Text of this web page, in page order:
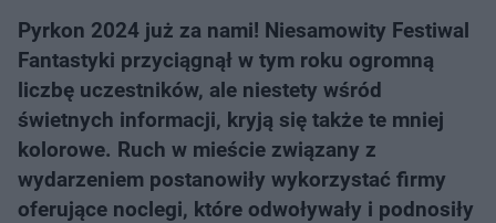
Pyrkon 2024 już za nami! Niesamowity Festiwal
Fantastyki przyciągnął w tym roku ogromną
liczbę uczestników, ale niestety wśród
świetnych informacji, kryją się także te mniej
kolorowe. Ruch w mieście związany z
wydarzeniem postanowiły wykorzystać firmy
oferujące noclegi, które odwoływały i podnosiły